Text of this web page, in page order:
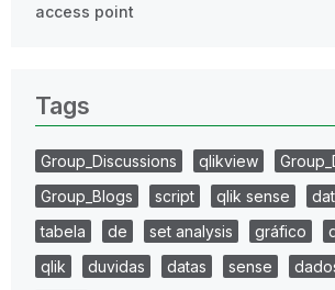
access point
Tags
Group_Discussions qlikview
Group_Blogs
script qlik sense
tabela
de set analysis gráfico
qlik
duvidas datas sense